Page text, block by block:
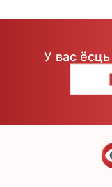
У вас